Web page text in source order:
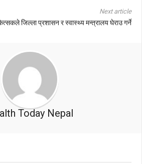
Next article
जिल्ला प्रशासन र स्वास्थ्य मन्त्रालय घेराउ गर्ने
Today Nepal